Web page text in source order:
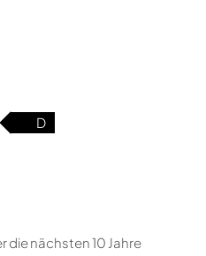
D
die nächsten 10 Jahre